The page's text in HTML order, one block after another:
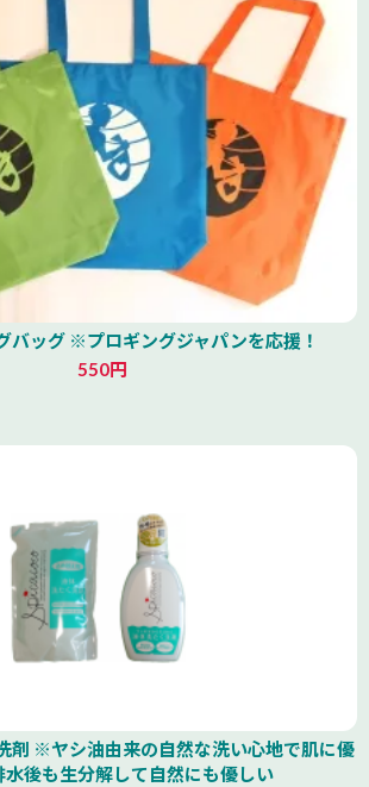
バッグ ※プロギングジャパンを応援！
550円
剤 ※ヤシ油由来の自然な洗い心地で肌に優
後も生分解して自然にも優しい